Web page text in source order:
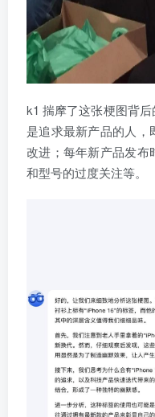
k1 揣摩了这张梗图背
是追求最新产品的人，
改进；每年新产品发布
和型号的过度关注等。